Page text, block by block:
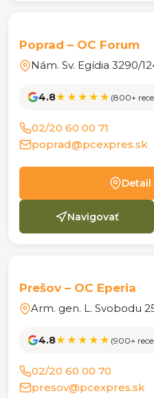
Poprad – OC Forum
Nám. Sv. Egídia 3290/
4.8★★★★★ (800+
02/20 60 00 71
poprad@pcexpres.sk
Navigovať
Prešov – OC Eperia
Arm. gen. L. Svobodu
4.8★★★★★ (900+
02/20 60 00 70
presov@pcexpres.sk